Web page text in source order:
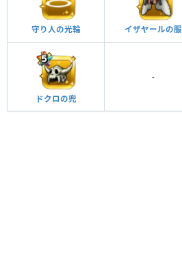
守り人の光輪 イザヤールの服
ドクロの兜
-